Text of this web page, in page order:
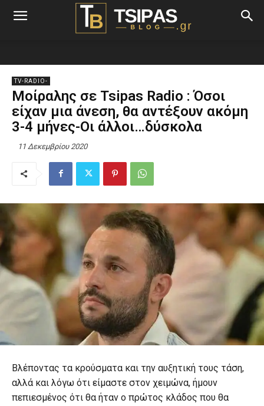
TV-RADIO-
Μοίραλης σε Tsipas Radio : Όσοι
είχαν μια άνεση, θα αντέξουν ακόμη
3-4 μήνες-Οι άλλοι…δύσκολα
11 Δεκεμβρίου 2020
Βλέποντας τα κρούσματα και την αυξητική τους τάση,
αλλά και λόγω ότι είμαστε στον χειμώνα, ήμουν
πεπιεσμένος ότι θα ήταν ο πρώτος κλάδος που θα